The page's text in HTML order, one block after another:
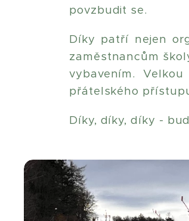
povzbudit se.
Díky patří nejen
zaměstnancům
vybavením.
přátelského
Díky, díky, díky -